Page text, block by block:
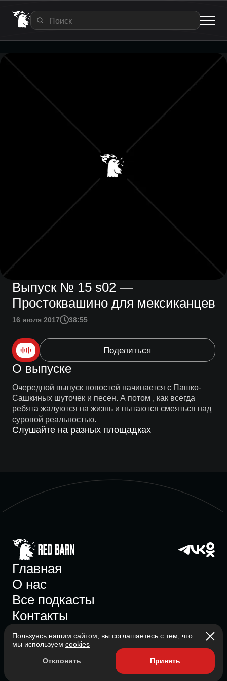
Выпуск № 15 s02 —
Простоквашино для мексиканцев
16 июля 2017 38:55
Поделиться
О выпуске
Очередной выпуск новостей начинается с Пашко-
Сашкиных шуточек и песен. А потом , как всегда
ребята жалуются на жизнь и пытаются смеяться над
суровой реальностью.
Слушайте на разных площадках
Главная
О нас
Все подкасты
Контакты
Состоит в ассоциации с 2023
Пользуясь нашим сайтом, вы соглашаетесь с тем, что
мы используем cookies
Отклонить Принять